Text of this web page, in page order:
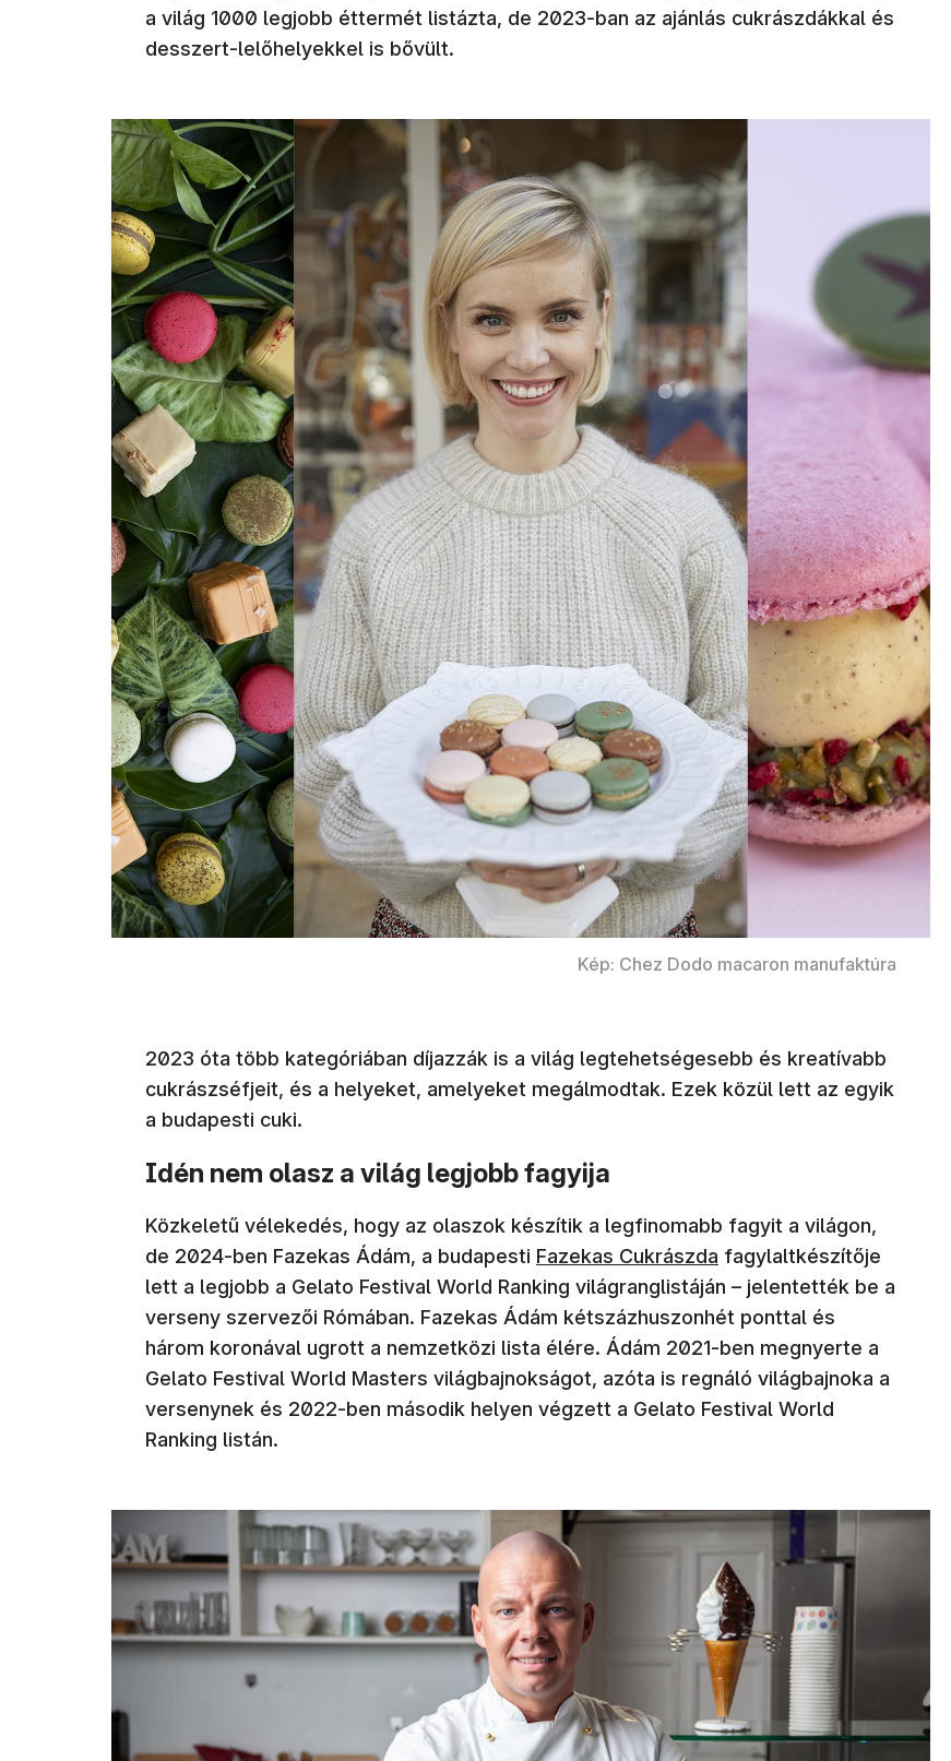
a világ 1000 legjobb éttermét listázta, de 2023-ban az ajánlás cukrászdákkal és
desszert-lelőhelyekkel is bővült.
Kép: Chez Dodo macaron manufaktúra
2023 óta több kategóriában díjazzák is a világ legtehetségesebb és kreatívabb
cukrászséfjeit, és a helyeket, amelyeket megálmodtak. Ezek közül lett az egyik
a budapesti cuki.
Idén nem olasz a világ legjobb fagyija
Közkeletű vélekedés, hogy az olaszok készítik a legfinomabb fagyit a világon,
de 2024-ben Fazekas Ádám, a budapesti Fazekas Cukrászda fagylaltkészítője
lett a legjobb a Gelato Festival World Ranking világranglistáján – jelentették be a
verseny szervezői Rómában. Fazekas Ádám kétszázhuszonhét ponttal és
három koronával ugrott a nemzetközi lista élére. Ádám 2021-ben megnyerte a
Gelato Festival World Masters világbajnokságot, azóta is regnáló világbajnoka a
versenynek és 2022-ben második helyen végzett a Gelato Festival World
Ranking listán.